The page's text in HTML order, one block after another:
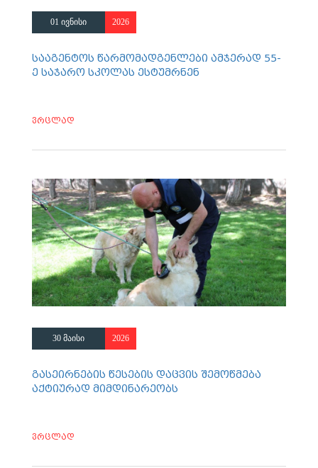
01 ივნისი 2026
სააგენტოს წარმომადგენლები ამჯერად 55-
ე საჯარო სკოლას ესტუმრნენ
ვრცლად
30 მაისი 2026
გასეირნების წესების დაცვის შემოწმება
აქტიურად მიმდინარეობს
ვრცლად